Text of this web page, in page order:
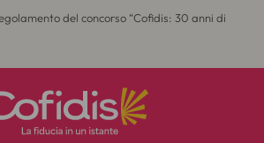
del concorso “Cofidis: 30 anni di